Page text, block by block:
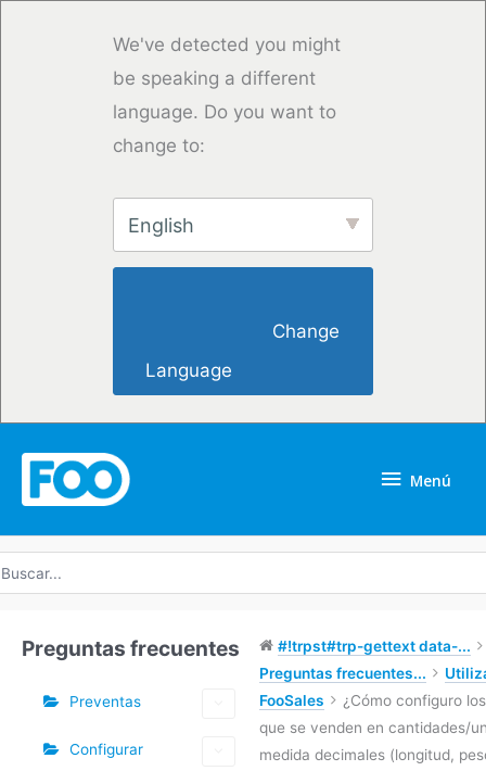
We've detected you might
be speaking a different
language. Do you want to
change to:
English
Language
Menú
Preguntas frecuentes
Preventas
Configurar
#!trpst#trp-gettext data-...
Preguntas frecuentes...
FooSales
¿Cómo configuro
que se venden en cantidades/
medida decimales (longitud,